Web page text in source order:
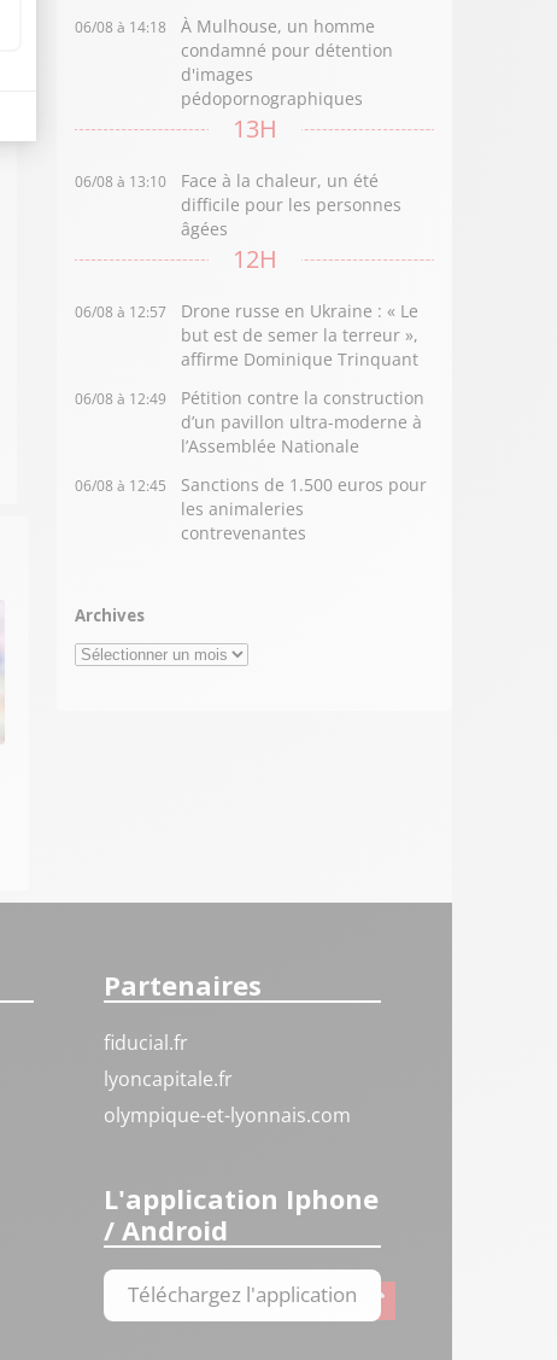
06/08 à 14:18
À Mulhouse, un homme
condamné pour détention
d'images
pédopornographiques
13H
06/08 à 13:10
Face à la chaleur, un été
difficile pour les personnes
âgées
12H
06/08 à 12:57
Drone russe en Ukraine : « Le
but est de semer la terreur »,
affirme Dominique Trinquant
06/08 à 12:49
Pétition contre la construction
d’un pavillon ultra-moderne à
l’Assemblée Nationale
06/08 à 12:45
Sanctions de 1.500 euros pour
les animaleries
contrevenantes
Archives
Archives
Partenaires
fiducial.fr
lyoncapitale.fr
olympique-et-lyonnais.com
L'application Iphone
/ Android
Téléchargez l'application